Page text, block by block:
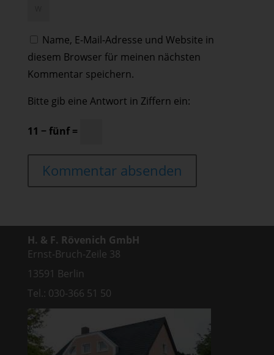
Name, E-Mail-Adresse und Website in
diesem Browser für meinen nächsten
Kommentar speichern.
Bitte gib eine Antwort in Ziffern ein:
11 − fünf =
H. & F. Rövenich GmbH
Ernst-Bruch-Zeile 38
13591 Berlin
Tel.: 030-366 51 50